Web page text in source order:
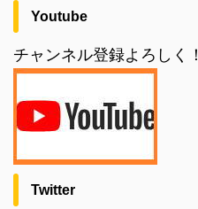
Youtube
チャンネル登録よろしく！
Twitter